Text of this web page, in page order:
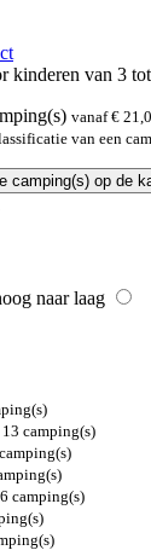
kinderen van 3
vanaf €
van een
camping(s) op de
naar laag
13 camping(s)
camping(s)